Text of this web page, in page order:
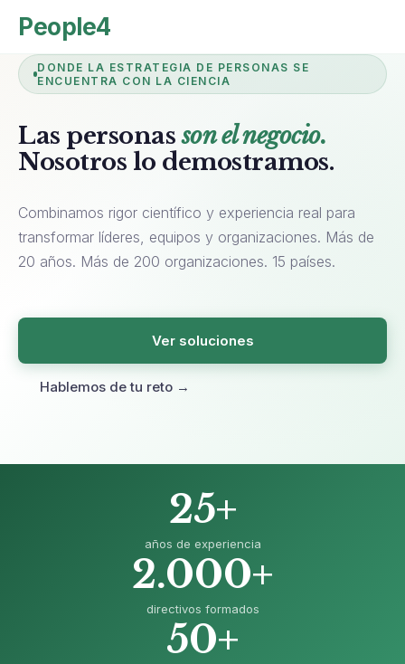
People4
DONDE LA ESTRATEGIA DE PERSONAS SE
ENCUENTRA CON LA CIENCIA
Las personasson el negocio.
Nosotros lo demostramos.
Combinamos rigor científico y experiencia real para
transformar líderes, equipos y organizaciones. Más de
20 años. Más de 200 organizaciones. 15 países.
Ver soluciones
Hablemos de tu reto →
25+
años de experiencia
2.000+
directivos formados
50+